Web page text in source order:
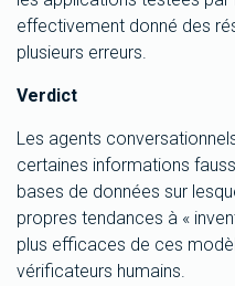
effectivement donné des
plusieurs erreurs.
Verdict
Les agents
certaines informations
bases de données sur
propres tendances à «
plus efficaces de ces
vérificateurs humains.